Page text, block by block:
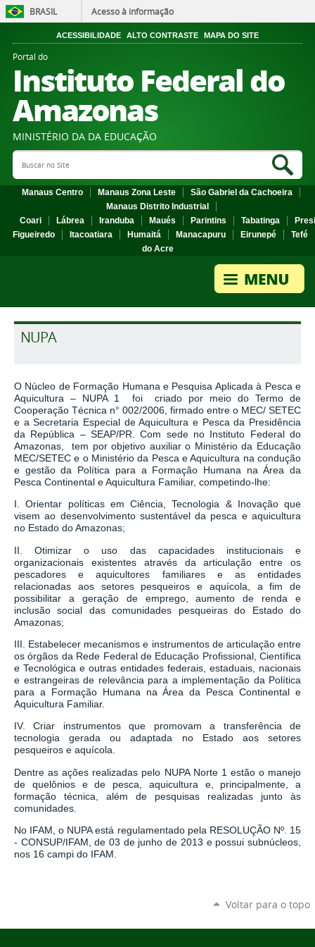
BRASIL Acesso à informação
ACESSIBILIDADE ALTO CONTRASTE MAPA DO SITE
Portal do
Instituto Federal do
Amazonas
MINISTÉRIO DA DA EDUCAÇÃO
Search Site
Manaus Centro Manaus Zona Leste
São Gabriel da Cachoeira
Manaus Distrito Industrial
Coari
Lábrea Iranduba Maués Parintins Tabatinga
Figueiredo
Itacoatiara Humaitá Manacapuru Eirunepé
Tefé
do Acre
NUPA
O Núcleo de Formação Humana e Pesquisa Aplicada à Pesca e
Aquicultura – NUPA 1 foi criado por meio do Termo de
Cooperação Técnica n° 002/2006, firmado entre o MEC/ SETEC
e a Secretaria Especial de Aquicultura e Pesca da Presidência
da República – SEAP/PR. Com sede no Instituto Federal do
Amazonas, tem por objetivo auxiliar o Ministério da Educação
MEC/SETEC e o Ministério da Pesca e Aquicultura na condução
e gestão da Política para a Formação Humana na Área da
Pesca Continental e Aquicultura Familiar, competindo-lhe:
I. Orientar políticas em Ciência, Tecnologia & Inovação que
visem ao desenvolvimento sustentável da pesca e aquicultura
no Estado do Amazonas;
II. Otimizar o uso das capacidades institucionais e
organizacionais existentes através da articulação entre os
pescadores e aquicultores familiares e as entidades
relacionadas aos setores pesqueiros e aquícola, a fim de
possibilitar a geração de emprego, aumento de renda e
inclusão social das comunidades pesqueiras do Estado do
Amazonas;
III. Estabelecer mecanismos e instrumentos de articulação entre
os órgãos da Rede Federal de Educação Profissional, Científica
e Tecnológica e outras entidades federais, estaduais, nacionais
e estrangeiras de relevância para a implementação da Política
para a Formação Humana na Área da Pesca Continental e
Aquicultura Familiar.
IV. Criar instrumentos que promovam a transferência de
tecnologia gerada ou adaptada no Estado aos setores
pesqueiros e aquícola.
Dentre as ações realizadas pelo NUPA Norte 1 estão o manejo
de quelônios e de pesca, aquicultura e, principalmente, a
formação técnica, além de pesquisas realizadas junto às
comunidades.
No IFAM, o NUPA está regulamentado pela RESOLUÇÃO Nº. 15
- CONSUP/IFAM, de 03 de junho de 2013 e possui subnúcleos,
nos 16 campi do IFAM.
Voltar para o topo